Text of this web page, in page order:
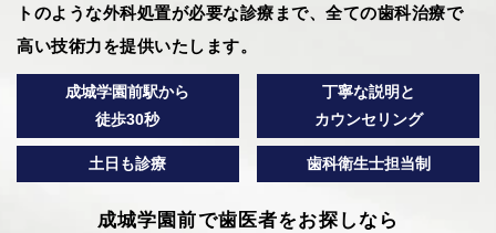
トのような外科処置が必要な診療まで、全ての歯科治療で
高い技術力を提供いたします。
成城学園前駅から
徒歩30秒
丁寧な説明と
カウンセリング
土日も診療 歯科衛生士担当制
成城学園前で歯医者をお探しなら